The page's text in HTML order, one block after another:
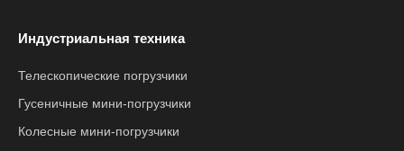
Индустриальная техника
Телескопические погрузчики
Гусеничные мини-погрузчики
Колесные мини-погрузчики